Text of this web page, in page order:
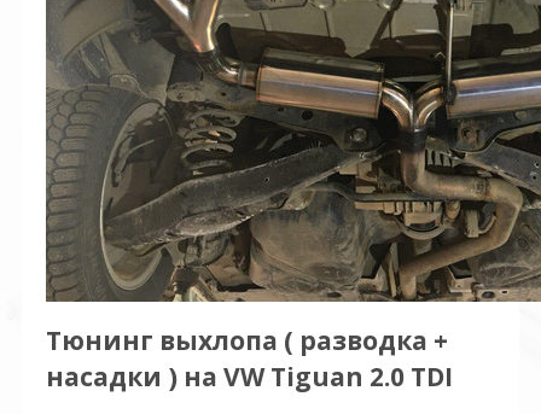
Тюнинг выхлопа ( разводка +
насадки ) на VW Tiguan 2.0 TDI